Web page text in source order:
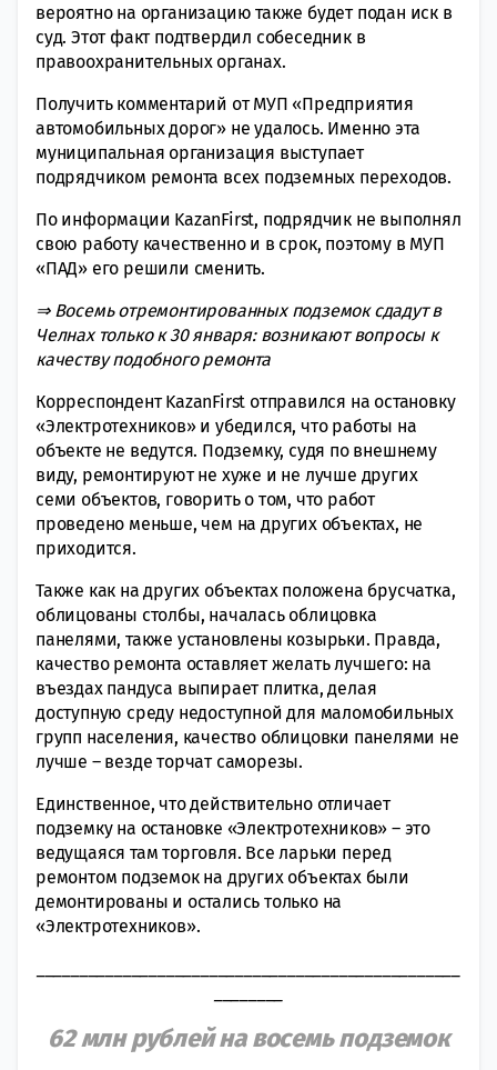
вероятно на организацию также будет подан иск в
суд. Этот факт подтвердил собеседник в
правоохранительных органах.
Получить комментарий от МУП «Предприятия
автомобильных дорог» не удалось. Именно эта
муниципальная организация выступает
подрядчиком ремонта всех подземных переходов.
По информации KazanFirst, подрядчик не выполнял
свою работу качественно и в срок, поэтому в МУП
«ПАД» его решили сменить.
⇒ Восемь отремонтированных подземок сдадут в
Челнах только к 30 января: возникают вопросы к
качеству подобного ремонта
Корреспондент KazanFirst отправился на остановку
«Электротехников» и убедился, что работы на
объекте не ведутся. Подземку, судя по внешнему
виду, ремонтируют не хуже и не лучше других
семи объектов, говорить о том, что работ
проведено меньше, чем на других объектах, не
приходится.
Также как на других объектах положена брусчатка,
облицованы столбы, началась облицовка
панелями, также установлены козырьки. Правда,
качество ремонта оставляет желать лучшего: на
въездах пандуса выпирает плитка, делая
доступную среду недоступной для маломобильных
групп населения, качество облицовки панелями не
лучше – везде торчат саморезы.
Единственное, что действительно отличает
подземку на остановке «Электротехников» ― это
ведущаяся там торговля. Все ларьки перед
ремонтом подземок на других объектах были
демонтированы и остались только на
«Электротехников».
62 млн рублей на восемь подземок